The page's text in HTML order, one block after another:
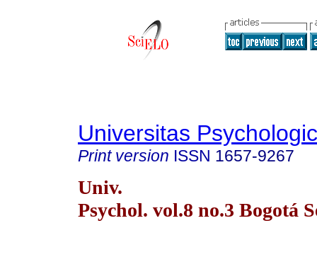
Universitas
Print version ISSN 1657-9267
Univ.
Psychol. vol.8 no.3 Bogotá